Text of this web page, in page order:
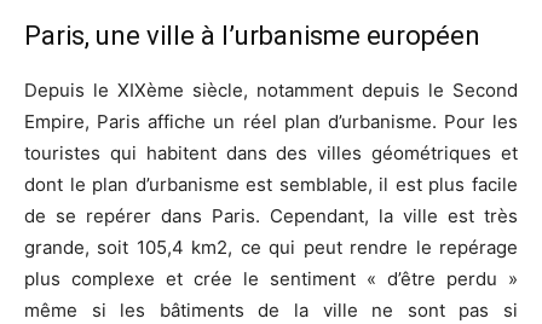
Paris, une ville à l’urbanisme européen
Depuis le XIXème siècle, notamment depuis le Second
Empire, Paris affiche un réel plan d’urbanisme. Pour les
touristes qui habitent dans des villes géométriques et
dont le plan d’urbanisme est semblable, il est plus facile
de se repérer dans Paris. Cependant, la ville est très
grande, soit 105,4 km2, ce qui peut rendre le repérage
plus complexe et crée le sentiment « d’être perdu »
même si les bâtiments de la ville ne sont pas si